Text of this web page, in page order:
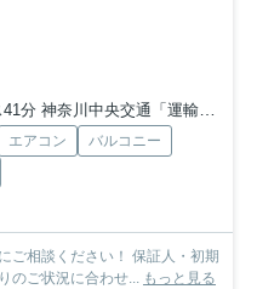
「運輸支局入口（神奈川県）」 停歩5分
エアコン
バルコニー
さい！ 保証人・初期
のご状況に合わせ... もっと見る